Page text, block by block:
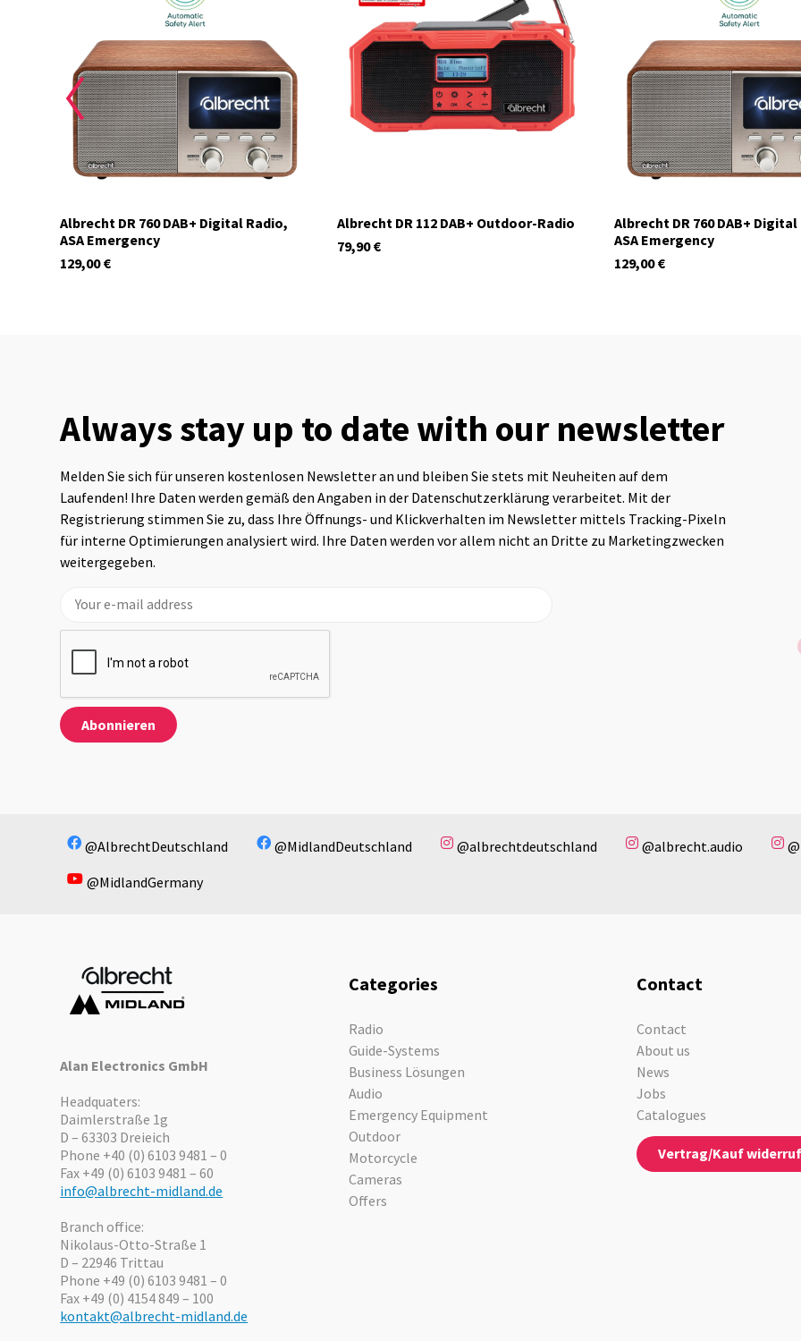
In stock
Albrecht DR 760 DAB+ Digital Radio,
ASA Emergency
€
129,00
In stock
Albrecht DR 112 DAB+ Outdoor-Radio
€
79,90
In stock
Albrecht DR 760 DAB+
ASA Emergency
€
129,00
Always stay up to date with our newsletter
Melden Sie sich für unseren kostenlosen Newsletter an und bleiben Sie stets mit Neuheiten auf dem
Laufenden! Ihre Daten werden gemäß den Angaben in der Datenschutzerklärung verarbeitet. Mit der
Registrierung stimmen Sie zu, dass Ihre Öffnungs- und Klickverhalten im Newsletter mittels Tracking-Pixeln
für interne Optimierungen analysiert wird. Ihre Daten werden vor allem nicht an Dritte zu Marketingzwecken
weitergegeben.
@AlbrechtDeutschland @MidlandDeutschland @albrechtdeutschland @albrecht.audio
@MidlandGermany
Alan Electronics GmbH
Headquaters:
Daimlerstraße 1g
D – 63303 Dreieich
Phone +40 (0) 6103 9481 – 0
Fax +49 (0) 6103 9481 – 60
info@albrecht-midland.de
Branch office:
Nikolaus-Otto-Straße 1
D – 22946 Trittau
Phone +49 (0) 6103 9481 – 0
Fax +49 (0) 4154 849 – 100
kontakt@albrecht-midland.de
Categories
Radio
Guide-Systems
Business Lösungen
Audio
Emergency Equipment
Outdoor
Motorcycle
Cameras
Offers
Contact
Contact
About us
News
Jobs
Catalogues
Vertrag/Kauf